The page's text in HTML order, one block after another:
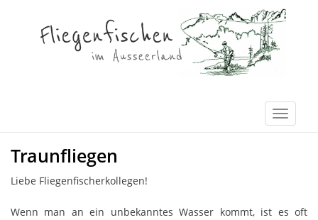
Traunfliegen
Liebe Fliegenfischerkollegen!
Wenn man an ein unbekanntes Wasser kommt, ist es oft